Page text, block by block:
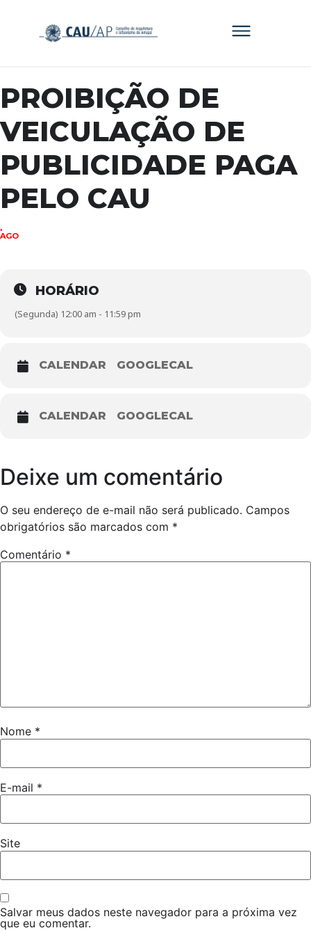
PROIBIÇÃO DE
VEICULAÇÃO DE
PUBLICIDADE PAGA
PELO CAU
21
AGO
HORÁRIO
(Segunda) 12:00 am - 11:59 pm
CALENDAR GOOGLECAL
CALENDAR GOOGLECAL
Deixe um comentário
O seu endereço de e-mail não será publicado. Campos
obrigatórios são marcados com *
Comentário *
Nome *
E-mail *
Site
Salvar meus dados neste navegador para a próxima vez
que eu comentar.